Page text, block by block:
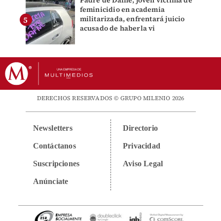
feminicidio en academia
militarizada, enfrentará juicio
acusado de haberla vi
DERECHOS RESERVADOS © GRUPO MILENIO 2026
Newsletters
Contáctanos
Suscripciones
Anúnciate
Directorio
Privacidad
Aviso Legal